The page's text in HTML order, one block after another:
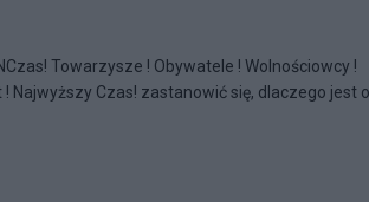
Towarzysze ! Obywatele ! Wolnościowcy !
Czas! zastanowić się, dlaczego jest